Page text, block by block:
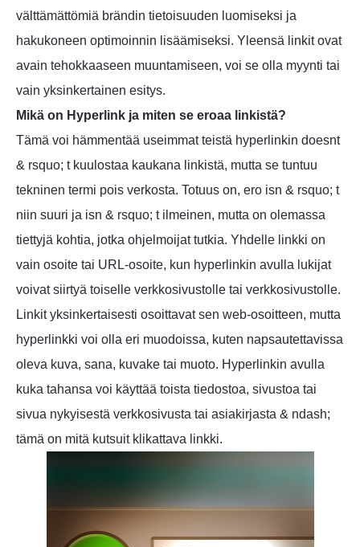
välttämättömiä brändin tietoisuuden luomiseksi ja
hakukoneen optimoinnin lisäämiseksi. Yleensä linkit ovat
avain tehokkaaseen muuntamiseen, voi se olla myynti tai
vain yksinkertainen esitys.
Mikä on Hyperlink ja miten se eroaa linkistä?
Tämä voi hämmentää useimmat teistä hyperlinkin doesnt
& rsquo; t kuulostaa kaukana linkistä, mutta se tuntuu
tekninen termi pois verkosta. Totuus on, ero isn & rsquo; t
niin suuri ja isn & rsquo; t ilmeinen, mutta on olemassa
tiettyjä kohtia, jotka ohjelmoijat tutkia. Yhdelle linkki on
vain osoite tai URL-osoite, kun hyperlinkin avulla lukijat
voivat siirtyä toiselle verkkosivustolle tai verkkosivustolle.
Linkit yksinkertaisesti osoittavat sen web-osoitteen, mutta
hyperlinkki voi olla eri muodoissa, kuten napsautettavissa
oleva kuva, sana, kuvake tai muoto. Hyperlinkin avulla
kuka tahansa voi käyttää toista tiedostoa, sivustoa tai
sivua nykyisestä verkkosivusta tai asiakirjasta & ndash;
tämä on mitä kutsuit klikattava linkki.